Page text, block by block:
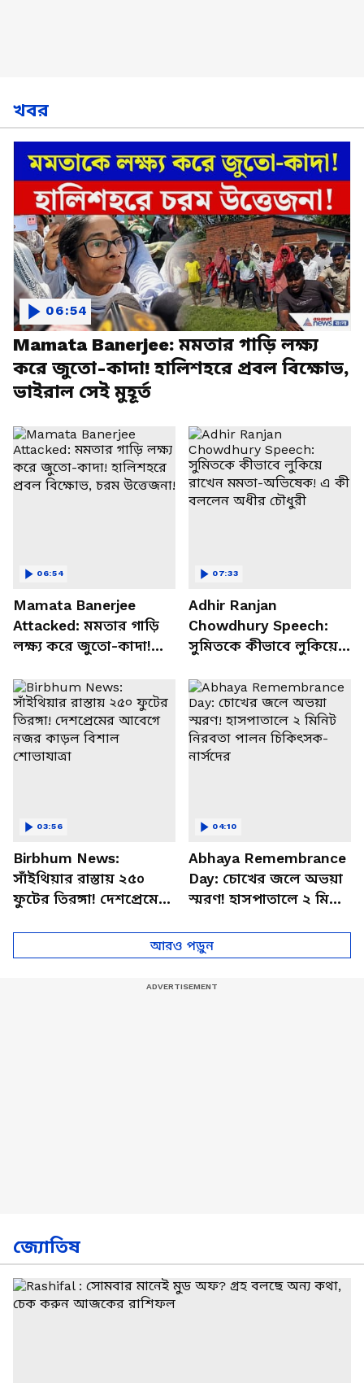
খবর
Mamata Banerjee: মমতার গাড়ি লক্ষ্য
করে জুতো-কাদা! হালিশহরে প্রবল বিক্ষোভ,
ভাইরাল সেই মুহূর্ত
06:54
Mamata Banerjee
Attacked: মমতার গাড়ি
লক্ষ্য করে জুতো-কাদা!
চরম উত্তেজনা!
06:54
Adhir Ranjan
Chowdhury Speech:
সুমিতকে কীভাবে লুকিয়ে
কী বললেন অধীর চৌধুরী
07:33
Birbhum News:
সাঁইথিয়ার রাস্তায় ২৫০
ফুটের তিরঙ্গা! দেশপ্রেমের
03:56
Abhaya Remembrance
Day: চোখের জলে অভয়া
স্মরণ! হাসপাতালে ২ মিনিট
নার্সদের
04:10
আরও পড়ুন
জ্যোতিষ